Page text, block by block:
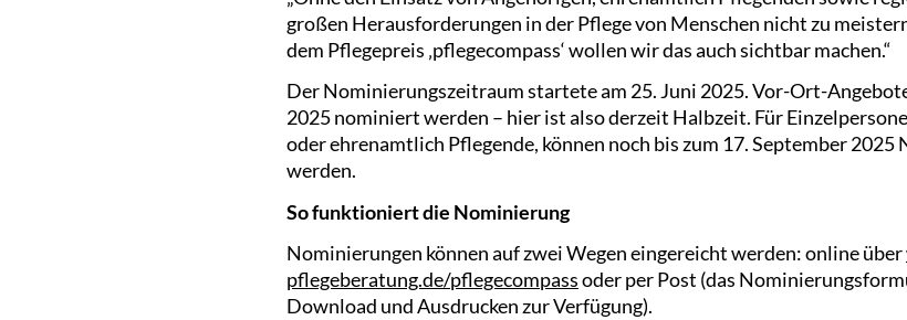
großen Herausforderungen in der Pflege von Menschen nicht zu
dem Pflegepreis ‚pflegecompass‘ wollen wir das auch sichtbar machen.“
Der Nominierungszeitraum startete am 25. Juni 2025. Vor-Ort-
2025 nominiert werden – hier ist also derzeit Halbzeit. Für
oder ehrenamtlich Pflegende, können noch bis zum 17. September
werden.
So funktioniert die Nominierung
Nominierungen können auf zwei Wegen eingereicht werden: online über
pflegeberatung.de/pflegecompassoder per Post (das
Download und Ausdrucken zur Verfügung).